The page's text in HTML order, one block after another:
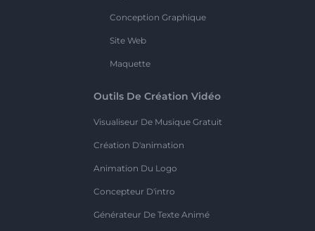
Conception Graphique
Site Web
Maquette
Outils De Création Vidéo
Visualiseur De Musique Gratuit
Création D'animation
Animation Du Logo
Concepteur D'intro
Générateur De Texte Animé